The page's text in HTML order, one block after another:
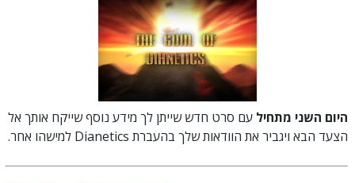
היום השני מתחיל עם סרט חדש שייתן לך מידע נוסף שייקח אותך אל
הצעד הבא ויגביר את הוודאות שלך בהעברת Dianetics למישהו אחר.